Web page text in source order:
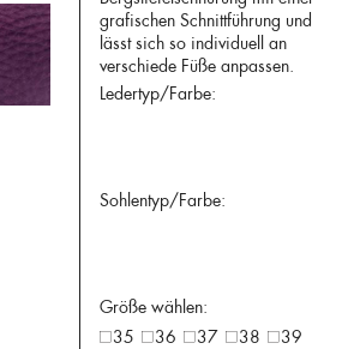
grafischen Schnittführung und
lässt sich so individuell an
verschiede Füße anpassen.
Ledertyp/Farbe:
Sohlentyp/Farbe:
Größe wählen:
35
36 37 38
39